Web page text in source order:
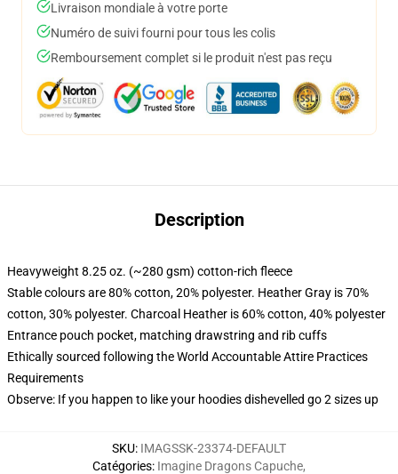
Livraison mondiale à votre porte
Numéro de suivi fourni pour tous les colis
Remboursement complet si le produit n'est pas reçu
Description
Heavyweight 8.25 oz. (~280 gsm) cotton-rich fleece
Stable colours are 80% cotton, 20% polyester. Heather Gray is 70%
cotton, 30% polyester. Charcoal Heather is 60% cotton, 40% polyester
Entrance pouch pocket, matching drawstring and rib cuffs
Ethically sourced following the World Accountable Attire Practices
Requirements
Observe: If you happen to like your hoodies dishevelled go 2 sizes up
SKU: IMAGSSK-23374-DEFAULT
Catégories: Imagine Dragons Capuche,